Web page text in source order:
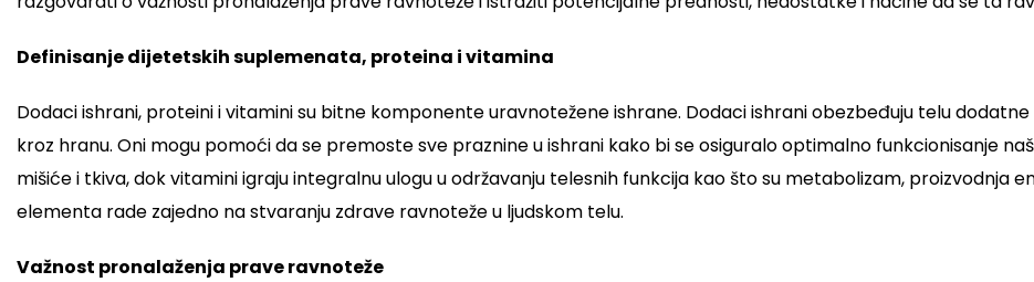
Definisanje dijetetskih suplemenata, proteina i vitamina
Dodaci ishrani, proteini i vitamini su bitne komponente uravnotežene ishrane. Dodaci ishrani obezbeđuju telu
kroz hranu. Oni mogu pomoći da se premoste sve praznine u ishrani kako bi se osiguralo optimalno funkcionisanje
mišiće i tkiva, dok vitamini igraju integralnu ulogu u održavanju telesnih funkcija kao što su metabolizam, proizvodnja
elementa rade zajedno na stvaranju zdrave ravnoteže u ljudskom telu.
Važnost pronalaženja prave ravnoteže